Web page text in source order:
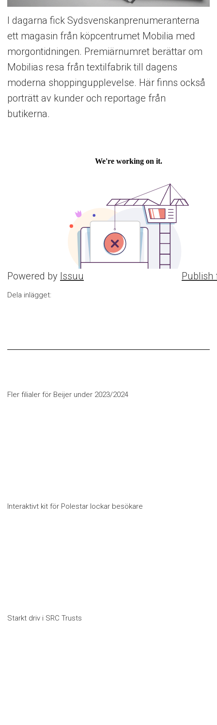
I dagarna fick Sydsvenskanprenumeranterna
ett magasin från köpcentrumet Mobilia med
morgontidningen. Premiärnumret berättar om
Mobilias resa från textilfabrik till dagens
moderna shoppingupplevelse. Här finns också
porträtt av kunder och reportage från
butikerna.
Powered by Issuu Publish
Dela inlägget:
Fler filialer för Beijer under 2023/2024
Interaktivt kit för Polestar lockar besökare
Starkt driv i SRC Trusts